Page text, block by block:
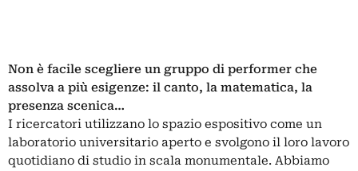
Non è facile scegliere un gruppo di performer che
assolva a più esigenze: il canto, la matematica, la
presenza scenica…
I ricercatori utilizzano lo spazio espositivo come un
laboratorio universitario aperto e svolgono il loro lavoro
quotidiano di studio in scala monumentale. Abbiamo